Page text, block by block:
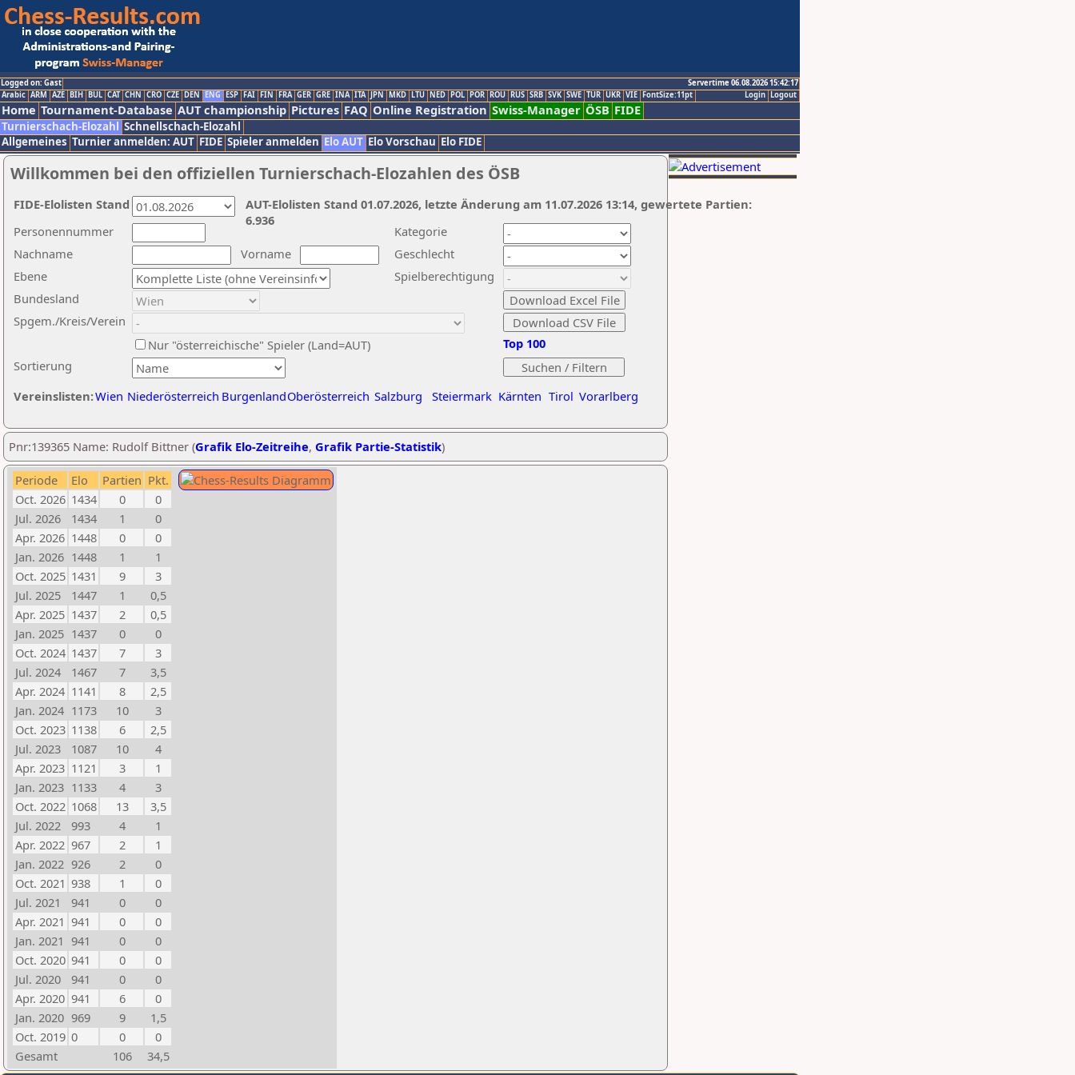
Logged on: Gast
Servertime 06.08.2026 15:42:17
Logout
Login
Arabic ARM AZE BIH BUL CAT CHN CRO CZE DEN ENG ESP FAI FIN FRA GER GRE INA ITA JPN MKD LTU NED POL POR ROU RUS SRB SVK SWE TUR UKR VIE FontSize:11pt
Home Tournament-Database AUT championship Pictures FAQ Online Registration Swiss-Manager ÖSB FIDE
Turnierschach-Elozahl Schnellschach-Elozahl
Allgemeines Turnier anmelden: AUT FIDE Spieler anmelden Elo AUT Elo Vorschau Elo FIDE
Willkommen bei den offiziellen Turnierschach-Elozahlen des ÖSB
Nachname
Vorname
Ebene
Kategorie
Sortierung
Personennummer
Bundesland
Spgem./Kreis/Verein
Geschlecht
Nur "österreichische" Spieler (Land=AUT)
Spielberechtigung
Vereinslisten:Wien Niederösterreich BurgenlandOberösterreich Salzburg Steiermark Kärnten Tirol Vorarlberg
Top 100
AUT-Elolisten Stand 01.07.2026, letzte Änderung am 11.07.2026 13:14, gewertete Partien:
6.936
FIDE-Elolisten Stand
Pnr:139365 Name: Rudolf Bittner (Grafik Elo-Zeitreihe, Grafik Partie-Statistik)
Periode Elo Partien Pkt.
Oct. 2026 1434 0
0
Jul. 2026
1434 1
0
Apr. 2026 1448 0
0
Jan. 2026 1448 1
1
Oct. 2025 1431 9
3
Jul. 2025
1447 1
0,5
Apr. 2025 1437 2
0,5
Jan. 2025 1437 0
0
Oct. 2024 1437 7
3
Jul. 2024
1467 7
3,5
Apr. 2024 1141 8
2,5
Jan. 2024 1173 10
3
Oct. 2023 1138 6
2,5
Jul. 2023
1087 10
4
Apr. 2023 1121 3
1
Jan. 2023 1133 4
3
Oct. 2022 1068 13
3,5
Jul. 2022
993 4
1
Apr. 2022 967 2
1
Jan. 2022 926 2
0
Oct. 2021 938 1
0
Jul. 2021
941 0
0
Apr. 2021 941 0
0
Jan. 2021 941 0
0
Oct. 2020 941 0
0
Jul. 2020
941 0
0
Apr. 2020 941 6
0
Jan. 2020 969 9
1,5
Oct. 2019 0 0
0
Gesamt
106 34,5